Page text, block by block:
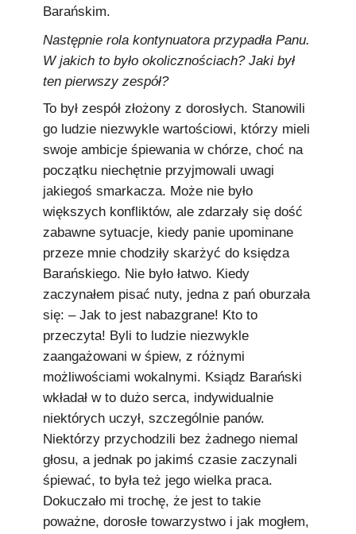
Barańskim.
Następnie rola kontynuatora przypadła Panu.
W jakich to było okolicznościach? Jaki był
ten pierwszy zespół?
To był zespół złożony z dorosłych. Stanowili
go ludzie niezwykle wartościowi, którzy mieli
swoje ambicje śpiewania w chórze, choć na
początku niechętnie przyjmowali uwagi
jakiegoś smarkacza. Może nie było
większych konfliktów, ale zdarzały się dość
zabawne sytuacje, kiedy panie upominane
przeze mnie chodziły skarżyć do księdza
Barańskiego. Nie było łatwo. Kiedy
zaczynałem pisać nuty, jedna z pań oburzała
się: – Jak to jest nabazgrane! Kto to
przeczyta! Byli to ludzie niezwykle
zaangażowani w śpiew, z różnymi
możliwościami wokalnymi. Ksiądz Barański
wkładał w to dużo serca, indywidualnie
niektórych uczył, szczególnie panów.
Niektórzy przychodzili bez żadnego niemal
głosu, a jednak po jakimś czasie zaczynali
śpiewać, to była też jego wielka praca.
Dokuczało mi trochę, że jest to takie
poważne, dorosłe towarzystwo i jak mogłem,